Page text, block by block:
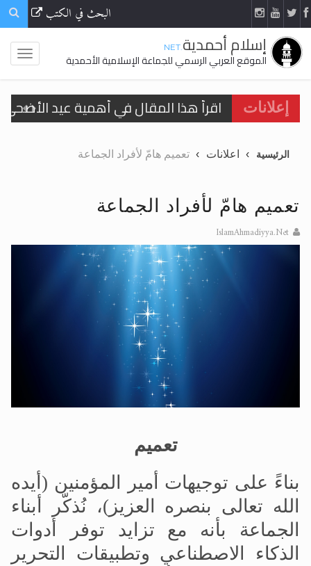
البحث في الكتب
إسلام أحمدية.NET
الموقع العربي الرسمي للجماعة الإسلامية الأحمدية
إعلانات
اقرأ هذا المقال في أهمية عيد
تعميم هامّ لأفراد الجماعة >> المزيد
تعميم هامّ لأفراد الجماعة >> المزيد
اقرأ هذا الكتاب وتعرّف على حقيقة
الحجّ.. دلالات، حِكم، وأهداف >> المزيد
اقرأ هذا المقال في أهمية عيد
الرئيسية اعلانات تعميم هامّ لأفراد الجماعة
تعميم هامّ لأفراد الجماعة
IslamAhmadiyya.Net
تعميم
بناءً على توجيهات أمير المؤمنين (أيده
الله تعالى بنصره العزيز)، نُذكّر أبناء
الجماعة بأنه مع تزايد توفر أدوات
الذكاء الاصطناعي وتطبيقات التحرير